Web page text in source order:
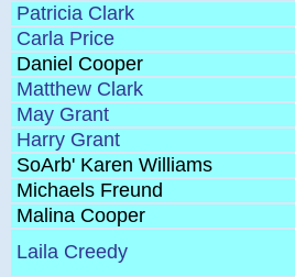
Patricia Clark
Carla Price
Daniel Cooper
Matthew Clark
May Grant
Harry Grant
SoArb' Karen Williams
Michaels Freund
Malina Cooper
Laila Creedy